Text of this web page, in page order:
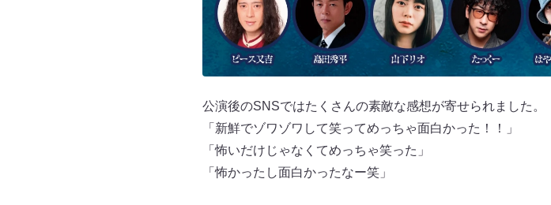
公演後のSNSではたくさんの素敵な感想が寄せられました。
「新鮮でゾワゾワして笑ってめっちゃ面白かった！！」
「怖いだけじゃなくてめっちゃ笑った」
「怖かったし面白かったなー笑」